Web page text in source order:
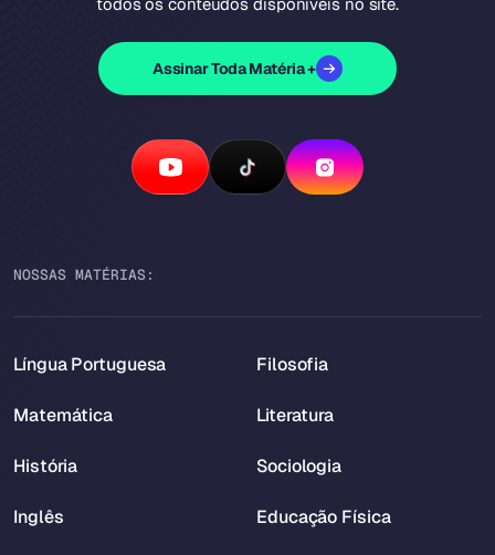
Assinar Toda Matéria +
NOSSAS MATÉRIAS:
Língua Portuguesa
Matemática
História
Inglês
Filosofia
Literatura
Sociologia
Educação Física